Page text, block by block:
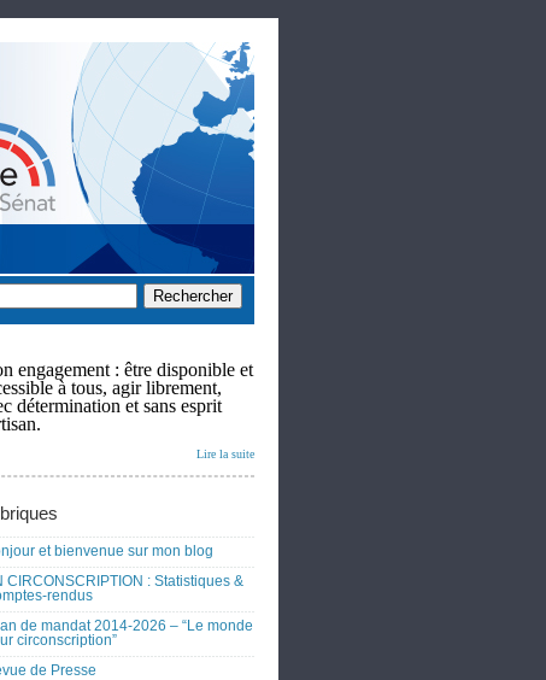
engagement : être disponible et
à tous, agir librement,
détermination et sans esprit
Lire la suite
et bienvenue sur mon blog
CIRCONSCRIPTION : Statistiques &
rendus
de mandat 2014-2026 – “Le monde
circonscription”
de Presse